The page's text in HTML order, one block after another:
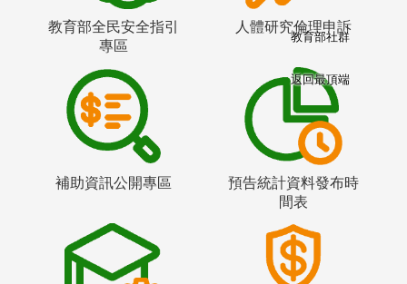
教育部全民安全指引
專區
人體研究倫理申訴
補助資訊公開專區
預告統計資料發布時
間表
教育部社群
返回最頂端